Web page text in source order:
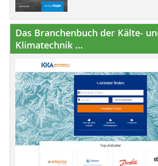
Das Branchenbuch der Kälte-
Klimatechnik ...